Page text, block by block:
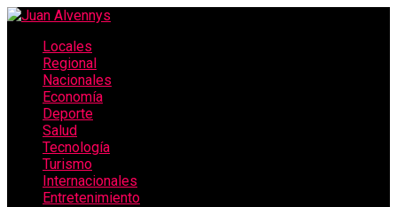
Locales
Regional
Nacionales
Economía
Deporte
Salud
Tecnología
Turismo
Internacionales
Entretenimiento